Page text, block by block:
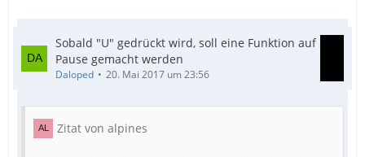
Sobald "U" gedrückt wird, soll eine Funktion auf
Pause gemacht werden
Daloped 20. Mai 2017 um 23:56
Zitat von alpines